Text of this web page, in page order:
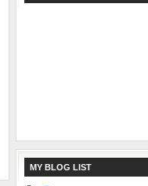
MY BLOG LIST